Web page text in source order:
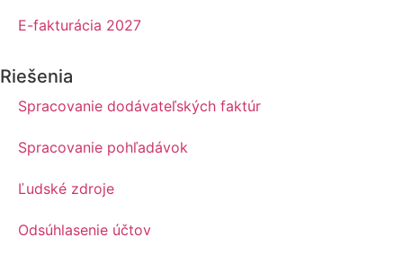
E-fakturácia 2027
Riešenia
Spracovanie dodávateľských faktúr
Spracovanie pohľadávok
Ľudské zdroje
Odsúhlasenie účtov